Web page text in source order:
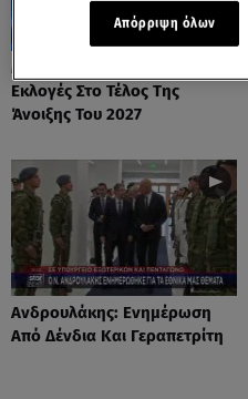
Μητσοτάκης: Σχεδιάζει
Εκλογές Στο Τέλος Της
Άνοιξης Του 2027
Ανδρουλάκης: Ενημέρωση
Από Δένδια Και Γεραπετρίτη
Απόρριψη όλων